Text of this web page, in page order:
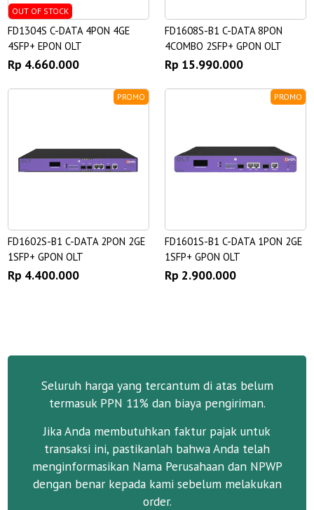
OUT OF STOCK
FD1304S C-DATA 4PON 4GE
4SFP+ EPON OLT
Rp 4.660.000
FD1608S-B1 C-DATA 8PON
4COMBO 2SFP+ GPON OLT
Rp 15.990.000
PROMO
FD1602S-B1 C-DATA 2PON 2GE
1SFP+ GPON OLT
Rp 4.400.000
PROMO
FD1601S-B1 C-DATA 1PON 2GE
1SFP+ GPON OLT
Rp 2.900.000
Seluruh harga yang tercantum di atas belum
termasuk PPN 11% dan biaya pengiriman.
Jika Anda membutuhkan faktur pajak untuk
transaksi ini, pastikanlah bahwa Anda telah
menginformasikan Nama Perusahaan dan NPWP
dengan benar kepada kami sebelum melakukan
order.